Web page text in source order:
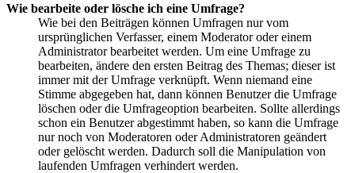
Wie bearbeite oder lösche ich eine Umfrage?
Wie bei den Beiträgen können Umfragen nur vom
ursprünglichen Verfasser, einem Moderator oder einem
Administrator bearbeitet werden. Um eine Umfrage zu
bearbeiten, ändere den ersten Beitrag des Themas; dieser ist
immer mit der Umfrage verknüpft. Wenn niemand eine
Stimme abgegeben hat, dann können Benutzer die Umfrage
löschen oder die Umfrageoption bearbeiten. Sollte allerdings
schon ein Benutzer abgestimmt haben, so kann die Umfrage
nur noch von Moderatoren oder Administratoren geändert
oder gelöscht werden. Dadurch soll die Manipulation von
laufenden Umfragen verhindert werden.